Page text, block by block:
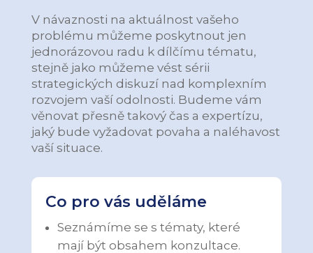
V návaznosti na aktuálnost vašeho
problému můžeme poskytnout jen
jednorázovou radu k dílčímu tématu,
stejně jako můžeme vést sérii
strategických diskuzí nad komplexním
rozvojem vaší odolnosti. Budeme vám
věnovat přesně takový čas a expertízu,
jaký bude vyžadovat povaha a naléhavost
vaší situace.
Co pro vás uděláme
Seznámíme se s tématy, které
mají být obsahem konzultace.